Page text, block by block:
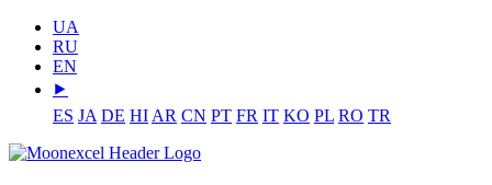
UA
RU
EN
⯈
ES JA DE HI AR CN PT FR IT KO PL RO TR